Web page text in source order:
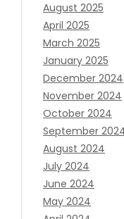
August 2025
April 2025
March 2025
January 2025
December 2024
November 2024
October 2024
September
August 2024
July 2024
June 2024
May 2024